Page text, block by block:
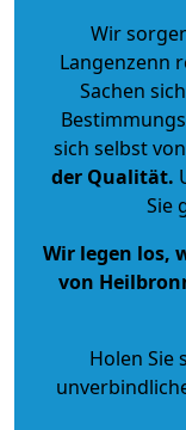
Wir
Langenzenn
Sachen
sich selbst
der Qualität.
Sie
Wir legen los,
von
Holen Sie